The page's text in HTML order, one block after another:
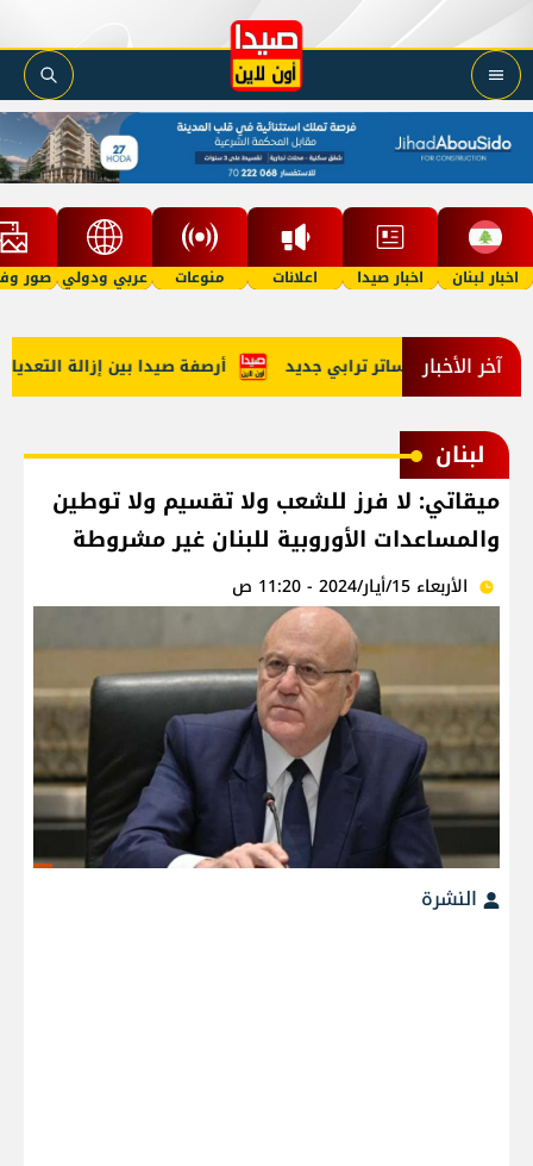
اخبار لبنان اخبار صيدا اعلانات منوعات عربي ودولي صور
آخر الأخبار أرصفة صيدا بين إزالة التعديات التجريبية: ساتر ترابي جديد
لبنان
ميقاتي: لا فرز للشعب ولا تقسيم ولا توطين
والمساعدات الأوروبية للبنان غير مشروطة
الأربعاء 15/أيار/2024 - 11:20 ص
النشرة